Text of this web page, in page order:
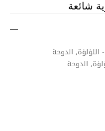
شائعة
اللؤلؤة, الدوحة
الدوحة